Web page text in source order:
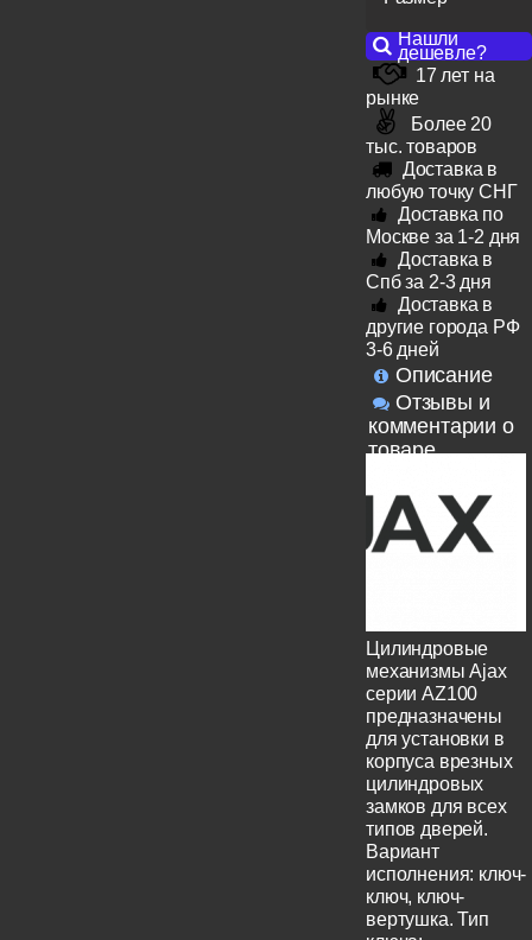
Нашли
дешевле?
17 лет на
рынке
Более 20
тыс. товаров
Доставка в
любую точку СНГ
Доставка по
Москве за 1-2 дня
Доставка в
Спб за 2-3 дня
Доставка в
другие города РФ
3-6 дней
Описание
Отзывы и
комментарии о
товаре
Цилиндровые
механизмы Ajax
серии AZ100
предназначены
для установки в
корпуса врезных
цилиндровых
замков для всех
типов дверей.
Вариант
исполнения: ключ-
ключ, ключ-
вертушка. Тип